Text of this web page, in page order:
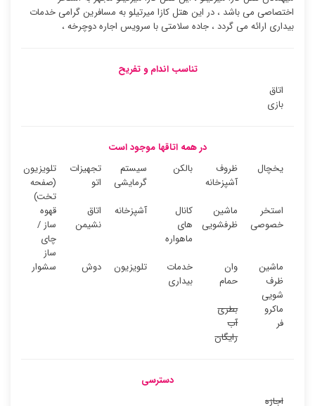
اختصاصی می باشد ، در این هتل کازا میرتیلو به مسافرین گرامی خدمات
بیداری ارائه می گردد ، جاده سلامتی با سرویس اجاره دوچرخه ،
تناسب اندام و تفریح
اتاق
بازی
در همه اتاقها موجود است
یخچال
ظروف
آشپزخانه
بالکن
سیستم
گرمایشی
تجهیزات
اتو
تلویزیون
(صفحه
تخت)
استخر
خصوصی
ماشین
ظرفشویی
کانال
های
ماهواره
آشپزخانه
اتاق
نشیمن
قهوه
ساز /
چای
ساز
ماشین
ظرف
شویی
وان
حمام
خدمات
بیداری
تلویزیون دوش سشوار
ماکرو
فر
بطری
آب
رایگان
دسترسی
اجازه